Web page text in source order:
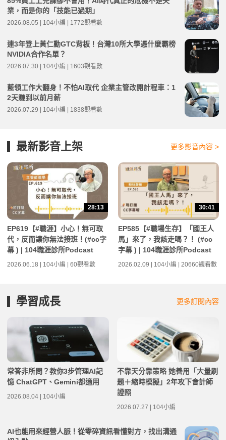
業，而是你的「技能已過期」
2026.08.05 | 104小編 | 1772觀看數
連3年登上黃仁勳GTC背板！台灣10所大學憑什麼霸榜
NVIDIA合作名單？
2026.07.30 | 104小編 | 1603觀看數
藍領工作大翻身！不怕AI取代 企業主管改開計程車：1
2天賺到以前月薪
2026.07.29 | 104小編 | 1838觀看數
最新影音上架 更多影音內容 >
28:13
EP619【#職涯】小心！無可取
代，反而讓你無法接班！(#cc字
幕 ) | 104職涯診所Podcast
2026.06.18 | 104小編 | 60觀看數
30:41
EP585【#職場生存】「國王人
馬」來了，我該走嗎？！ (#cc
字幕 ) | 104職涯診所Podcast
2026.02.09 | 104小編 | 20660觀看數
學習成長 更多訂閱內容
常答非所問？教你3步管理AI記
憶 ChatGPT、Gemini都適用
2026.08.04 | 104小編
不靠天分靠策略 她善用「大量刷
題＋縮時模擬」2年攻下會計師
證照
2026.07.27 | 104小編
AI也能用來經營人脈！從零碎資訊看懂對方，找出溝通